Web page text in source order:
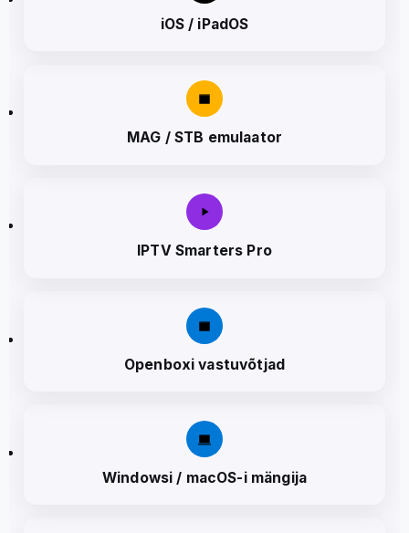
iOS / iPadOS
MAG / STB emulaator
IPTV Smarters Pro
Openboxi vastuvõtjad
Windowsi / macOS-i mängija